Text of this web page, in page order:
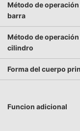
Método de operación
barra
Método de operación
cilindro
Forma del cuerpo
Funcion adicional